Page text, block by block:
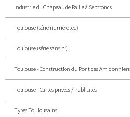
Industrie du Chapeau de Paille à Septfonds
Toulouse (série numérotée)
Toulouse (série sans n°)
Toulouse - Construction du Pont des Amidonniers
Toulouse - Cartes privées / Publicités
Types Toulousains